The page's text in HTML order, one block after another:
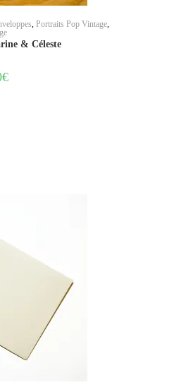
PANIER
, Portraits Pop Vintage,
& Céleste
€